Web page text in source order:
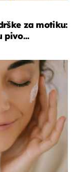
za motiku:
pivo...